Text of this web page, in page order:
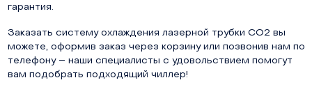
гарантия.
Заказать систему охлаждения лазерной трубки СО2 вы
можете, оформив заказ через корзину или позвонив нам по
телефону – наши специалисты с удовольствием помогут
вам подобрать подходящий чиллер!